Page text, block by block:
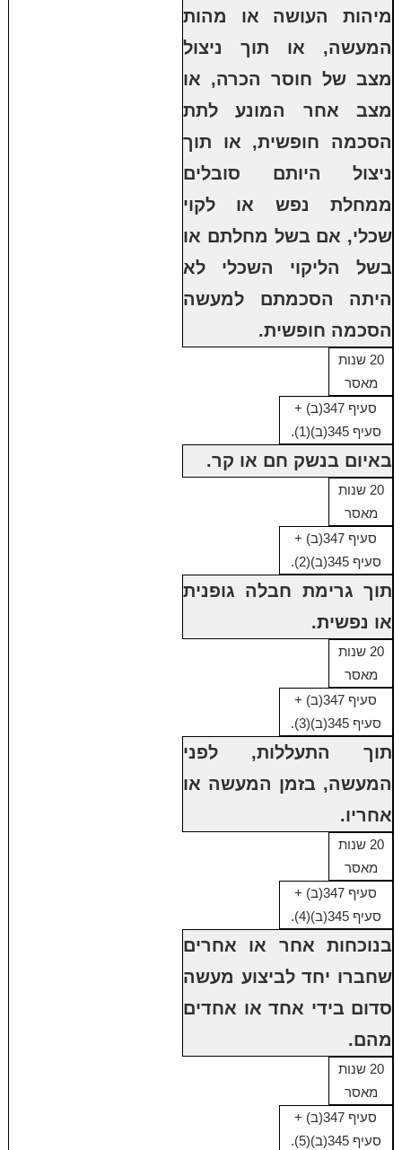
מיהות העושה או מהות
המעשה, או תוך ניצול
מצב של חוסר הכרה, או
מצב אחר המונע לתת
הסכמה חופשית, או תוך
ניצול היותם סובלים
ממחלת נפש או לקוי
שכלי, אם בשל מחלתם או
בשל הליקוי השכלי לא
היתה הסכמתם למעשה
הסכמה חופשית.
20 שנות
מאסר
סעיף 347(ב) +
סעיף 345(ב)(1).
באיום בנשק חם או קר.
20 שנות
מאסר
סעיף 347(ב) +
סעיף 345(ב)(2).
תוך גרימת חבלה גופנית
או נפשית.
20 שנות
מאסר
סעיף 347(ב) +
סעיף 345(ב)(3).
תוך התעללות, לפני
המעשה, בזמן המעשה או
אחריו.
20 שנות
מאסר
סעיף 347(ב) +
סעיף 345(ב)(4).
בנוכחות אחר או אחרים
שחברו יחד לביצוע מעשה
סדום בידי אחד או אחדים
מהם.
20 שנות
מאסר
סעיף 347(ב) +
סעיף 345(ב)(5).